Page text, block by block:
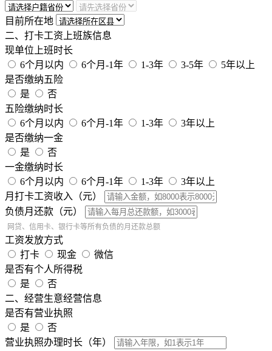
目前所在地
二、打卡工资上班族信息
现单位上班时长
6个月以内
6个月-1年 1-3年 3-5年
5年以上
是否缴纳五险
是
否
五险缴纳时长
6个月以内
6个月-1年 1-3年
3年以上
是否缴纳一金
是
否
一金缴纳时长
6个月以内
6个月-1年 1-3年
3年以上
月打卡工资收入（元）
负债月还款（元）
网贷、信用卡、银行卡等所有负债的月还款总额
工资发放方式
打卡
现金
微信
是否有个人所得税
是
否
二、经营生意经营信息
是否有营业执照
是
否
营业执照办理时长（年）